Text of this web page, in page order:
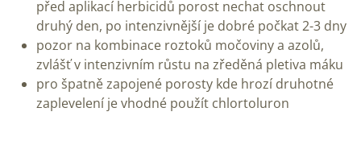
před aplikací herbicidů porost nechat oschnout
druhý den, po intenzivnější je dobré počkat 2-3 dny
pozor na kombinace roztoků močoviny a azolů,
zvlášť v intenzivním růstu na zředěná pletiva máku
pro špatně zapojené porosty kde hrozí druhotné
zaplevelení je vhodné použít chlortoluron